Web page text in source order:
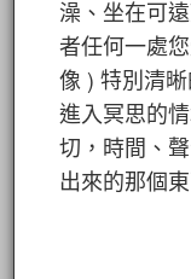
澡、坐在可
者任何一處
像 ) 特別清
進入冥思的
切，時間、
出來的那個東